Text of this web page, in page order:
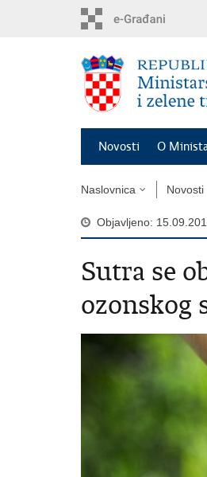
Novosti O
Naslovnica Novosti
Objavljeno:
Sutra se
ozonskog